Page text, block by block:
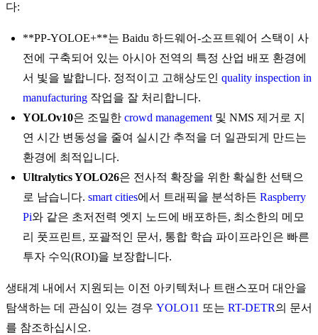
다:
**PP-YOLOE+**는 Baidu 하드웨어-소프트웨어 스택이 사
전에 구축되어 있는 아시아 전역의 특정 산업 배포 환경에
서 빛을 발합니다. 정적이고 고해상도인 quality inspection in
manufacturing 작업을 잘 처리합니다.
YOLOv10은 조밀한 crowd management 및 NMS 제거로 지
연 시간 변동성을 줄여 실시간 추적을 더 일관되게 만드는
환경에 최적입니다.
Ultralytics YOLO26은 전사적 확장을 위한 확실한 선택으
로 남습니다. smart cities에서 트래픽을 분석하든 Raspberry
Pi와 같은 초저전력 엣지 노드에 배포하든, 최소한의 메모
리 풋프린트, 포괄적인 문서, 통합 학습 파이프라인은 빠른
투자 수익(ROI)을 보장합니다.
생태계 내에서 지원되는 이전 아키텍처나 트랜스포머 대안을
탐색하는 데 관심이 있는 경우 YOLO11 또는 RT-DETR의 문서
를 참조하십시오.